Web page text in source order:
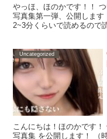
やっほ、ほのかです！！
写真集第一弾、公開します
2~3分くらいで読めるので
Uncategorized
こんにちは！ほのかです
写真集 を公開します！ （